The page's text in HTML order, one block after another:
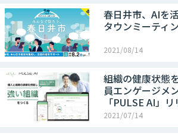
春日井市、AIを
タウンミーティ
2021/08/14
組織の健康状態
員エンゲージメ
「PULSE AI」
2021/07/14